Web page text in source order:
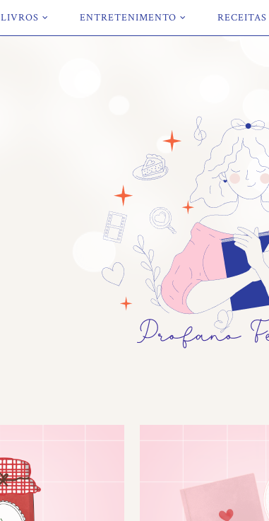
LIVROS ENTRETENIMENTO RECEITAS